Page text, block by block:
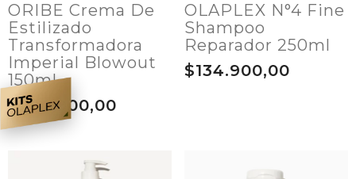
ORIBE Crema De
Estilizado
Transformadora
Imperial Blowout
150ml
$299.900,00
OLAPLEX N°4 Fine
Shampoo
Reparador 250ml
$134.900,00